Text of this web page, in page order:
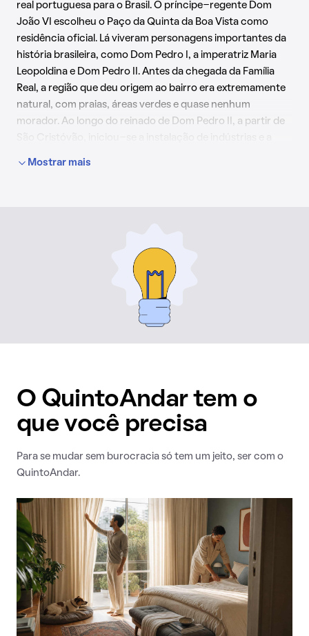
real portuguesa para o Brasil. O príncipe-regente Dom
João VI escolheu o Paço da Quinta da Boa Vista como
residência oficial. Lá viveram personagens importantes da
história brasileira, como Dom Pedro I, a imperatriz Maria
Leopoldina e Dom Pedro II. Antes da chegada da Família
Real, a região que deu origem ao bairro era extremamente
natural, com praias, áreas verdes e quase nenhum
morador. Ao longo do reinado de Dom Pedro II, a partir de
Mostrar mais
O QuintoAndar tem o
que você precisa
Para se mudar sem burocracia só tem um jeito, ser com o
QuintoAndar.